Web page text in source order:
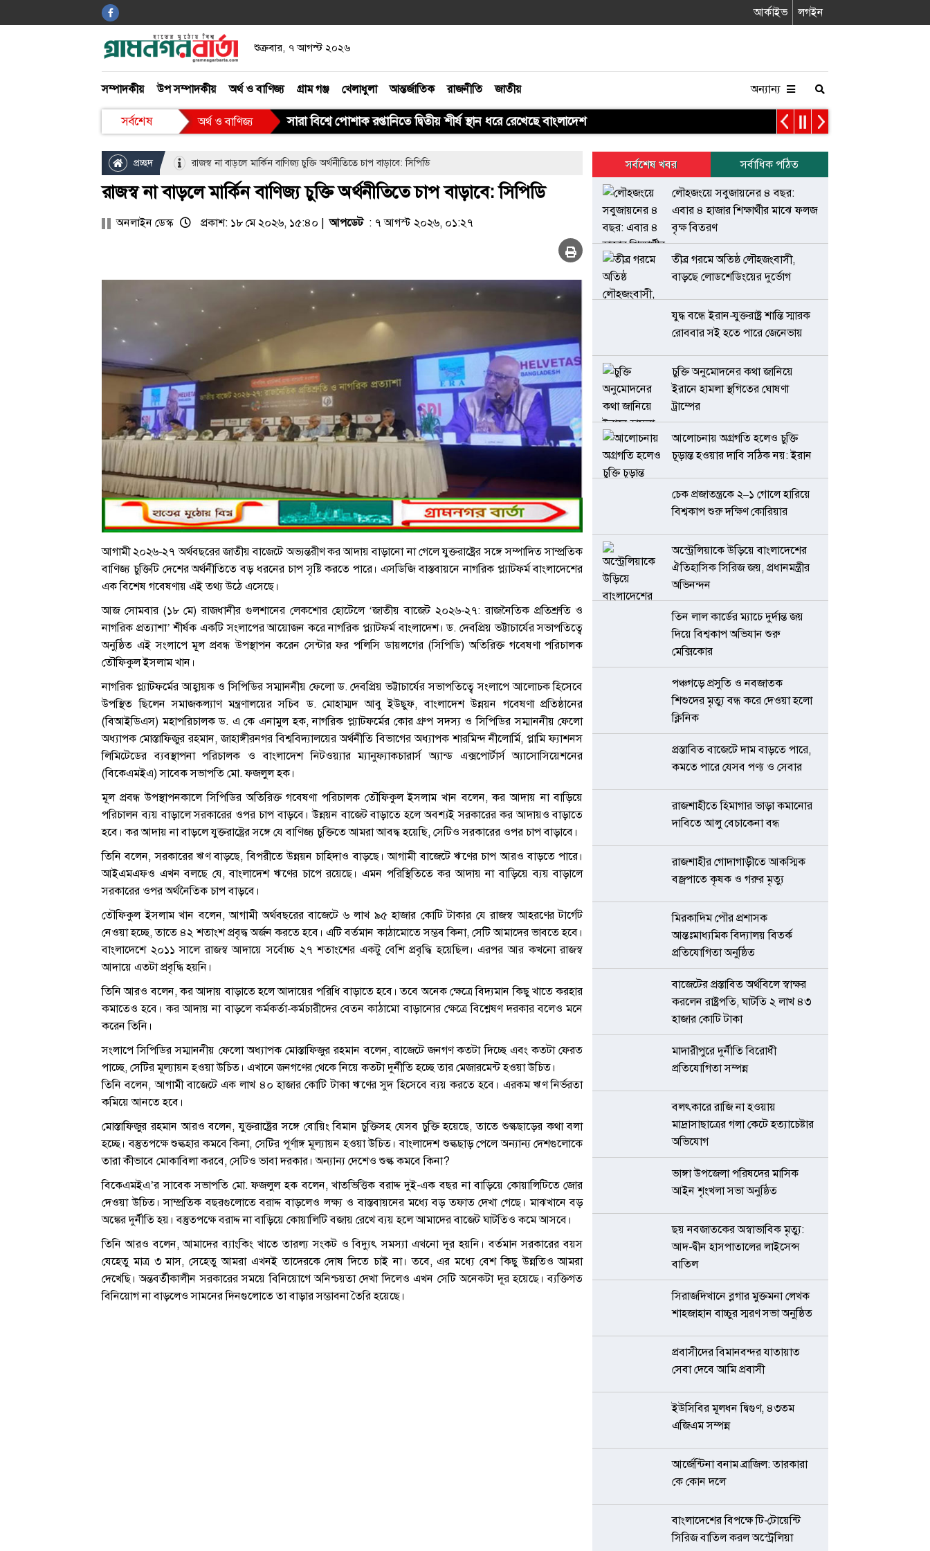
আর্কাইভ লগইন
শুক্রবার, ৭ আগস্ট ২০২৬
সম্পাদকীয় উপ সম্পাদকীয় অর্থ ও বাণিজ্য গ্রাম গঞ্জ খেলাধুলা আন্তর্জাতিক রাজনীতি জাতীয় অন্যান্য
সর্বশেষ
বিনোদন
গ্রাম গঞ্জ
আইন ও আদালত
অর্থ ও বাণিজ্য
সারা বিশ্বে পোশাক রপ্তানিতে দ্বিতীয় শীর্ষ স্থান ধরে রেখেছে বাংলাদেশ
প্রচ্ছদ রাজস্ব না বাড়লে মার্কিন বাণিজ্য চুক্তি অর্থনীতিতে চাপ বাড়াবে: সিপিডি
রাজস্ব না বাড়লে মার্কিন বাণিজ্য চুক্তি অর্থনীতিতে চাপ বাড়াবে: সিপিডি
অনলাইন ডেস্ক প্রকাশ: ১৮ মে ২০২৬, ১৫:৪০ |আপডেট: ৭ আগস্ট ২০২৬, ০১:২৭
আগামী ২০২৬-২৭ অর্থবছরের জাতীয় বাজেটে অভ্যন্তরীণ কর আদায় বাড়ানো না গেলে যুক্তরাষ্ট্রের সঙ্গে সম্পাদিত সাম্প্রতিক
বাণিজ্য চুক্তিটি দেশের অর্থনীতিতে বড় ধরনের চাপ সৃষ্টি করতে পারে। এসডিজি বাস্তবায়নে নাগরিক প্ল্যাটফর্ম বাংলাদেশের
এক বিশেষ গবেষণায় এই তথ্য উঠে এসেছে।
আজ সোমবার (১৮ মে) রাজধানীর গুলশানের লেকশোর হোটেলে ‘জাতীয় বাজেট ২০২৬-২৭: রাজনৈতিক প্রতিশ্রুতি ও
নাগরিক প্রত্যাশা’ শীর্ষক একটি সংলাপের আয়োজন করে নাগরিক প্ল্যাটফর্ম বাংলাদেশ। ড. দেবপ্রিয় ভট্টাচার্যের সভাপতিত্বে
অনুষ্ঠিত এই সংলাপে মূল প্রবন্ধ উপস্থাপন করেন সেন্টার ফর পলিসি ডায়লগের (সিপিডি) অতিরিক্ত গবেষণা পরিচালক
তৌফিকুল ইসলাম খান।
নাগরিক প্ল্যাটফর্মের আহ্বায়ক ও সিপিডির সম্মাননীয় ফেলো ড. দেবপ্রিয় ভট্টাচার্যের সভাপতিত্বে সংলাপে আলোচক হিসেবে
উপস্থিত ছিলেন সমাজকল্যাণ মন্ত্রণালয়ের সচিব ড. মোহাম্মদ আবু ইউছুফ, বাংলাদেশ উন্নয়ন গবেষণা প্রতিষ্ঠানের
(বিআইডিএস) মহাপরিচালক ড. এ কে এনামুল হক, নাগরিক প্ল্যাটফর্মের কোর গ্রুপ সদস্য ও সিপিডির সম্মাননীয় ফেলো
অধ্যাপক মোস্তাফিজুর রহমান, জাহাঙ্গীরনগর বিশ্ববিদ্যালয়ের অর্থনীতি বিভাগের অধ্যাপক শারমিন্দ নীলোর্মি, প্লামি ফ্যাশনস
লিমিটেডের ব্যবস্থাপনা পরিচালক ও বাংলাদেশ নিটওয়্যার ম্যানুফ্যাকচারার্স অ্যান্ড এক্সপোর্টার্স অ্যাসোসিয়েশনের
(বিকেএমইএ) সাবেক সভাপতি মো. ফজলুল হক।
মূল প্রবন্ধ উপস্থাপনকালে সিপিডির অতিরিক্ত গবেষণা পরিচালক তৌফিকুল ইসলাম খান বলেন, কর আদায় না বাড়িয়ে
পরিচালন ব্যয় বাড়ালে সরকারের ওপর চাপ বাড়বে। উন্নয়ন বাজেট বাড়াতে হলে অবশ্যই সরকারের কর আদায়ও বাড়াতে
হবে। কর আদায় না বাড়লে যুক্তরাষ্ট্রের সঙ্গে যে বাণিজ্য চুক্তিতে আমরা আবদ্ধ হয়েছি, সেটিও সরকারের ওপর চাপ বাড়াবে।
তিনি বলেন, সরকারের ঋণ বাড়ছে, বিপরীতে উন্নয়ন চাহিদাও বাড়ছে। আগামী বাজেটে ঋণের চাপ আরও বাড়তে পারে।
আইএমএফও এখন বলছে যে, বাংলাদেশ ঋণের চাপে রয়েছে। এমন পরিস্থিতিতে কর আদায় না বাড়িয়ে ব্যয় বাড়ালে
সরকারের ওপর অর্থনৈতিক চাপ বাড়বে।
তৌফিকুল ইসলাম খান বলেন, আগামী অর্থবছরের বাজেটে ৬ লাখ ৯৫ হাজার কোটি টাকার যে রাজস্ব আহরণের টার্গেট
নেওয়া হচ্ছে, তাতে ৪২ শতাংশ প্রবৃদ্ধ অর্জন করতে হবে। এটি বর্তমান কাঠামোতে সম্ভব কিনা, সেটি আমাদের ভাবতে হবে।
বাংলাদেশে ২০১১ সালে রাজস্ব আদায়ে সর্বোচ্চ ২৭ শতাংশের একটু বেশি প্রবৃদ্ধি হয়েছিল। এরপর আর কখনো রাজস্ব
আদায়ে এতটা প্রবৃদ্ধি হয়নি।
তিনি আরও বলেন, কর আদায় বাড়াতে হলে আদায়ের পরিধি বাড়াতে হবে। তবে অনেক ক্ষেত্রে বিদ্যমান কিছু খাতে করহার
কমাতেও হবে। কর আদায় না বাড়লে কর্মকর্তা-কর্মচারীদের বেতন কাঠামো বাড়ানোর ক্ষেত্রে বিশ্লেষণ দরকার বলেও মনে
করেন তিনি।
সংলাপে সিপিডির সম্মাননীয় ফেলো অধ্যাপক মোস্তাফিজুর রহমান বলেন, বাজেটে জনগণ কতটা দিচ্ছে এবং কতটা ফেরত
পাচ্ছে, সেটির মূল্যায়ন হওয়া উচিত। এখানে জনগণের থেকে নিয়ে কতটা দুর্নীতি হচ্ছে তার মেজারমেন্ট হওয়া উচিত।
তিনি বলেন, আগামী বাজেটে এক লাখ ৪০ হাজার কোটি টাকা ঋণের সুদ হিসেবে ব্যয় করতে হবে। এরকম ঋণ নির্ভরতা
কমিয়ে আনতে হবে।
মোস্তাফিজুর রহমান আরও বলেন, যুক্তরাষ্ট্রের সঙ্গে বোয়িং বিমান চুক্তিসহ যেসব চুক্তি হয়েছে, তাতে শুল্কছাড়ের কথা বলা
হচ্ছে। বস্তুতপক্ষে শুল্কহার কমবে কিনা, সেটির পূর্ণাঙ্গ মূল্যায়ন হওয়া উচিত। বাংলাদেশ শুল্কছাড় পেলে অন্যান্য দেশগুলোকে
তারা কীভাবে মোকাবিলা করবে, সেটিও ভাবা দরকার। অন্যান্য দেশেও শুল্ক কমবে কিনা?
বিকেএমইএ’র সাবেক সভাপতি মো. ফজলুল হক বলেন, খাতভিত্তিক বরাদ্দ দুই-এক বছর না বাড়িয়ে কোয়ালিটিতে জোর
দেওয়া উচিত। সাম্প্রতিক বছরগুলোতে বরাদ্দ বাড়লেও লক্ষ্য ও বাস্তবায়নের মধ্যে বড় তফাত দেখা গেছে। মাঝখানে বড়
অঙ্কের দুর্নীতি হয়। বস্তুতপক্ষে বরাদ্দ না বাড়িয়ে কোয়ালিটি বজায় রেখে ব্যয় হলে আমাদের বাজেট ঘাটতিও কমে আসবে।
তিনি আরও বলেন, আমাদের ব্যাংকিং খাতে তারল্য সংকট ও বিদ্যুৎ সমস্যা এখনো দূর হয়নি। বর্তমান সরকারের বয়স
যেহেতু মাত্র ৩ মাস, সেহেতু আমরা এখনই তাদেরকে দোষ দিতে চাই না। তবে, এর মধ্যে বেশ কিছু উন্নতিও আমরা
দেখেছি। অন্তবর্তীকালীন সরকারের সময়ে বিনিয়োগে অনিশ্চয়তা দেখা দিলেও এখন সেটি অনেকটা দূর হয়েছে। ব্যক্তিগত
বিনিয়োগ না বাড়লেও সামনের দিনগুলোতে তা বাড়ার সম্ভাবনা তৈরি হয়েছে।
সর্বশেষ খবর
সর্বাধিক পঠিত
লৌহজংয়ে সবুজায়নের ৪ বছর:
এবার ৪ হাজার শিক্ষার্থীর মাঝে ফলজ
বৃক্ষ বিতরণ
তীব্র গরমে অতিষ্ঠ লৌহজংবাসী,
বাড়ছে লোডশেডিংয়ের দুর্ভোগ
যুদ্ধ বন্ধে ইরান-যুক্তরাষ্ট্র শান্তি স্মারক
রোববার সই হতে পারে জেনেভায়
চুক্তি অনুমোদনের কথা জানিয়ে
ইরানে হামলা স্থগিতের ঘোষণা
ট্রাম্পের
আলোচনায় অগ্রগতি হলেও চুক্তি
চূড়ান্ত হওয়ার দাবি সঠিক নয়: ইরান
চেক প্রজাতন্ত্রকে ২–১ গোলে হারিয়ে
বিশ্বকাপ শুরু দক্ষিণ কোরিয়ার
অস্ট্রেলিয়াকে উড়িয়ে বাংলাদেশের
ঐতিহাসিক সিরিজ জয়, প্রধানমন্ত্রীর
অভিনন্দন
তিন লাল কার্ডের ম্যাচে দুর্দান্ত জয়
দিয়ে বিশ্বকাপ অভিযান শুরু
মেক্সিকোর
পঞ্চগড়ে প্রসুতি ও নবজাতক
শিশুদের মৃত্যু বন্ধ করে দেওয়া হলো
ক্লিনিক
প্রস্তাবিত বাজেটে দাম বাড়তে পারে,
কমতে পারে যেসব পণ্য ও সেবার
রাজশাহীতে হিমাগার ভাড়া কমানোর
দাবিতে আলু বেচাকেনা বন্ধ
রাজশাহীর গোদাগাড়ীতে আকস্মিক
বজ্রপাতে কৃষক ও গরুর মৃত্যু
মিরকাদিম পৌর প্রশাসক
আন্তঃমাধ্যমিক বিদ্যালয় বিতর্ক
প্রতিযোগিতা অনুষ্ঠিত
বাজেটের প্রস্তাবিত অর্থবিলে স্বাক্ষর
করলেন রাষ্ট্রপতি, ঘাটতি ২ লাখ ৪৩
হাজার কোটি টাকা
মাদারীপুরে দুর্নীতি বিরোধী
প্রতিযোগিতা সম্পন্ন
বলৎকারে রাজি না হওয়ায়
মাদ্রাসাছাত্রের গলা কেটে হত্যাচেষ্টার
অভিযোগ
ভাঙ্গা উপজেলা পরিষদের মাসিক
আইন শৃংখলা সভা অনুষ্ঠিত
ছয় নবজাতকের অস্বাভাবিক মৃত্যু:
আদ-দ্বীন হাসপাতালের লাইসেন্স
বাতিল
সিরাজদিখানে ব্লগার মুক্তমনা লেখক
শাহজাহান বাচ্চুর স্মরণ সভা অনুষ্ঠিত
প্রবাসীদের বিমানবন্দর যাতায়াত
সেবা দেবে আমি প্রবাসী
ইউসিবির মূলধন দ্বিগুণ, ৪৩তম
এজিএম সম্পন্ন
আর্জেন্টিনা বনাম ব্রাজিল: তারকারা
কে কোন দলে
বাংলাদেশের বিপক্ষে টি-টোয়েন্টি
সিরিজ বাতিল করল অস্ট্রেলিয়া